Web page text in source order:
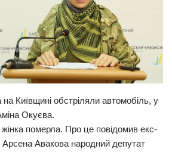
Київщині обстріляли автомобіль, у
Окуєва.
померла. Про це повідомив екс-
Авакова народний депутат